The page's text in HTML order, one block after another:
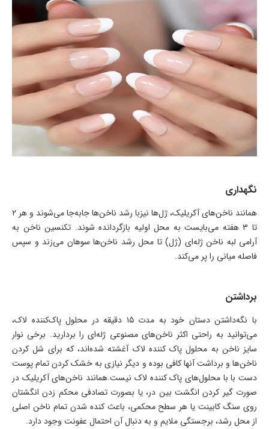
نگهداری
همانند ناخن‌های آکریلیک، ژل‌ها نیزبا رشد ناخن‌ها جا‌به‌جا می‌شوند و هر ۲
تا ۳ هفته می‌بایست به محل اولیه بازگردانده شوند. تکنسین ناخن به
آرامی لبه ناخن ژله‌ای (ژل) تا محل رشد ناخن‌ها سوهان می‌زند و سپس
فاصله میانی را پر می‌کند.
برداشتن
با نگه‌داشتن دستان خود به مدت ۱۵ دقیقه در محلول پاک‌کننده لاک،
می‌توانید به راحتی اکثر ناخن‌های مصنوعی ژله‌ای را بردارید. برخی نوار
سایز ناخن به محلول پاک کننده لاک آغشته شده‌اند، که برای شل کردن
ناخن‌ها و برداشت آنها کافی بوده و دیگر نیازی به خشک کردن تمام پوست
دست با با محلول‌های پاک کننده لاک نیست.همانند ناخن‌های آکریلیک در
صورت گیر کردن انگشت بین در، یا بصورت تصادفی محکم زدن انگشتان
روی سنگ کابینت یا هر سطح محکمی، باعث کنده شدن تمام ناخن اصلی
از محل رشد، برجستگی ملایم و به دنبال آن احتمال عفونت وجود دارد.